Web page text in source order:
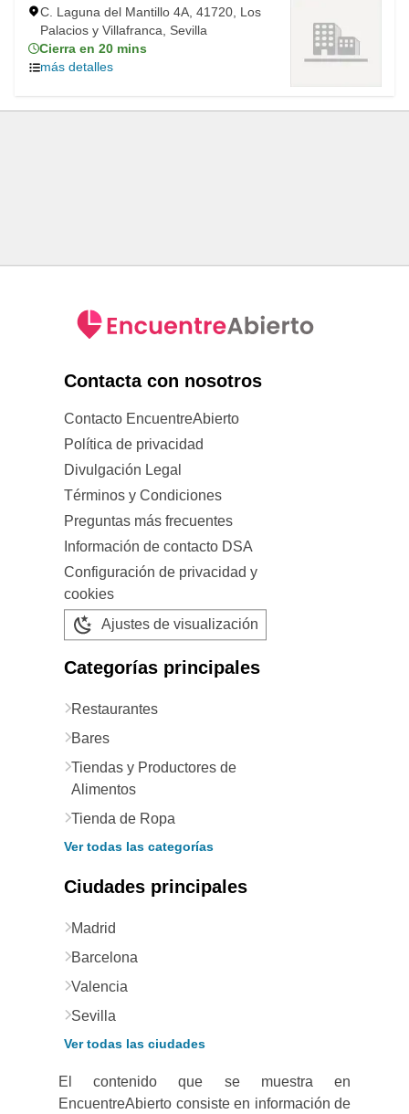
C. Laguna del Mantillo 4A, 41720, Los
Palacios y Villafranca, Sevilla
Cierra en 20 mins
más detalles
Contacta con nosotros
Contacto EncuentreAbierto
Política de privacidad
Divulgación Legal
Términos y Condiciones
Preguntas más frecuentes
Información de contacto DSA
Configuración de privacidad y
cookies
Ajustes de visualización
Categorías principales
Restaurantes
Bares
Tiendas y Productores de
Alimentos
Tienda de Ropa
Ver todas las categorías
Ciudades principales
Madrid
Barcelona
Valencia
Sevilla
Ver todas las ciudades
El contenido que se muestra en
EncuentreAbierto consiste en información de